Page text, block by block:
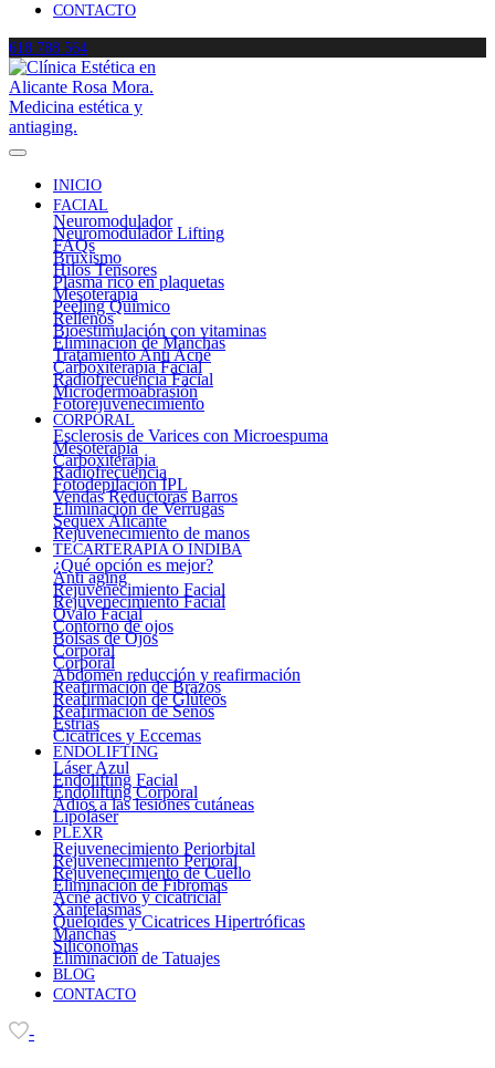
CONTACTO
618 788 564
INICIO
FACIAL
Neuromodulador
Neuromodulador Lifting
FAQs
Bruxismo
Hilos Tensores
Plasma rico en plaquetas
Mesoterapia
Peeling Químico
Rellenos
Bioestimulación con vitaminas
Eliminación de Manchas
Tratamiento Anti Acné
Carboxiterapia Facial
Radiofrecuencia Facial
Microdermoabrasión
Fotorejuvenecimiento
CORPORAL
Esclerosis de Varices con Microespuma
Mesoterapia
Carboxiterapia
Radiofrecuencia
Fotodepilación IPL
Vendas Reductoras Barros
Eliminación de Verrugas
Sequex Alicante
Rejuvenecimiento de manos
TECARTERAPIA O INDIBA
¿Qué opción es mejor?
Anti aging
Rejuvenecimiento Facial
Rejuvenecimiento Facial
Óvalo Facial
Contorno de ojos
Bolsas de Ojos
Corporal
Corporal
Abdomen reducción y reafirmación
Reafirmación de Brazos
Reafirmación de Glúteos
Reafirmación de Senos
Estrías
Cicatrices y Eccemas
ENDOLIFTING
Láser Azul
Endolifting Facial
Endolifting Corporal
Adiós a las lesiones cutáneas
Lipoláser
PLEXR
Rejuvenecimiento Periorbital
Rejuvenecimiento Perioral
Rejuvenecimiento de Cuello
Eliminación de Fibromas
Acné activo y cicatricial
Xantelasmas
Queloides y Cicatrices Hipertróficas
Manchas
Siliconomas
Eliminación de Tatuajes
BLOG
CONTACTO
-